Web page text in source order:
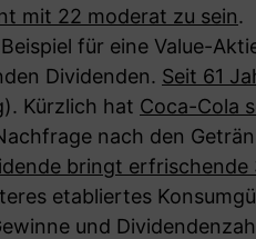
mit 22 moderat zu sein.
für eine Value-
Dividenden. Seit 61
Kürzlich hat Coca-Cola
nach den
bringt erfrischende
etabliertes
und